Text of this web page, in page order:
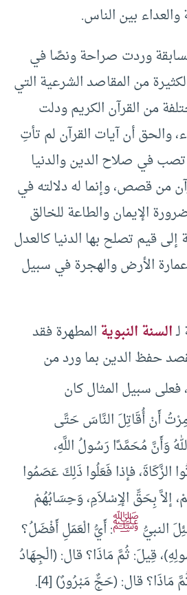
بين الناس.
وردت صراحة ونصًا في
من المقاصد الشرعية التي
من القرآن الكريم ودلت
والحق أن آيات القرآن لم تأتِ
تصب في صلاح الدين والدنيا
من قصص، وإنما له دلالته في
الإيمان والطاعة للخالق
إلى قيم تصلح بها الدنيا كالعدل
الأرض والهجرة في سبيل
السنة النبويةالمطهرة فقد
حفظ الدين بما ورد من
، فعلى سبيل المثال كان
أَنْ أُقَاتِلَ النَّاسَ حَتَّى
وَأَنَّ مُحَمَّدًا رَسُولُ اللَّهِ،
الزَّكَاةَ، فإذا فَعَلُوا ذَلِكَ عَصَمُوا
إلاَّ بِحَقِّ الإِسْلاَمِ، وَحِسَابُهُمْ
ﷺ: أَيُّ الْعَمَلِ أَفْضَلُ؟
قِيلَ: ثُمَّ مَاذَا؟ قال: (الْجِهَادُ
قال: (حَجٌّ مَبْرُورٌ) [4].